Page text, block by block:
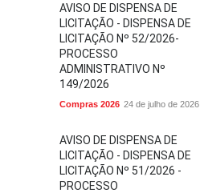
AVISO DE DISPENSA DE
LICITAÇÃO - DISPENSA DE
LICITAÇÃO Nº 52/2026-
PROCESSO
ADMINISTRATIVO Nº
149/2026
Compras 2026 24 de julho de 2026
AVISO DE DISPENSA DE
LICITAÇÃO - DISPENSA DE
LICITAÇÃO Nº 51/2026 -
PROCESSO